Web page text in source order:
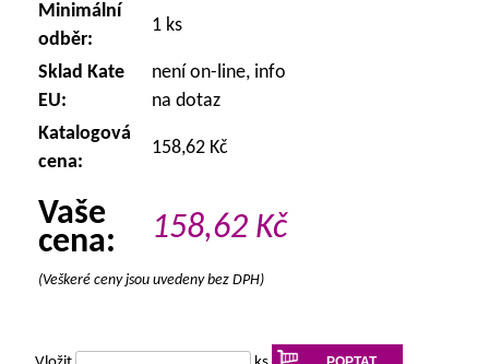
Minimální
odběr:
1 ks
Sklad Kate
EU:
není on-line, info
na dotaz
Katalogová
cena:
158,62 Kč
Vaše
cena:
158,62 Kč
(Veškeré ceny jsou uvedeny bez DPH)